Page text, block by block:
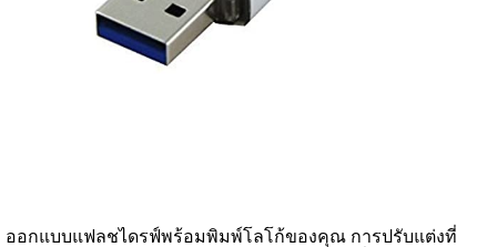
ออกแบบแฟลชไดรฟ์พร้อมพิมพ์โลโก้ของคุณ การปรับแต่งที่